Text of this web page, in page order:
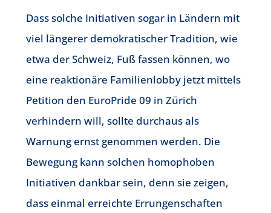
Dass solche Initiativen sogar in Ländern mit
viel längerer demokratischer Tradition, wie
etwa der Schweiz, Fuß fassen können, wo
eine reaktionäre Familienlobby jetzt mittels
Petition den EuroPride 09 in Zürich
verhindern will, sollte durchaus als
Warnung ernst genommen werden. Die
Bewegung kann solchen homophoben
Initiativen dankbar sein, denn sie zeigen,
dass einmal erreichte Errungenschaften